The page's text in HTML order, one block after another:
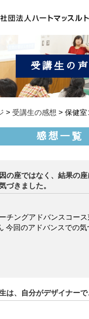
受講生の声
> 受講生の感想 > 保健室
感想一覧
の座ではなく、結果の
づきました。
チングアドバンスコー
回のアドバンスでの気
は、自分がデザイナーで